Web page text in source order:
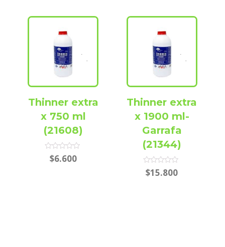
Thinner extra
x 750 ml
(21608)
Rated
$6.600
Thinner extra
x 1900 ml-
Garrafa
(21344)
Rated
0$15.800